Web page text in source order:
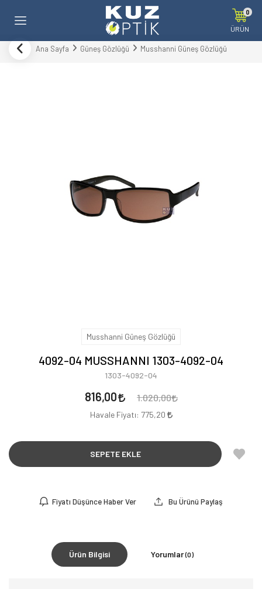
0
ÜRÜN
Ana Sayfa Güneş Gözlüğü Musshanni Güneş Gözlüğü
Musshanni Güneş Gözlüğü
4092-04 MUSSHANNI 1303-4092-04
1303-4092-04
816,00 1.020,00
Havale Fiyatı: 775,20
SEPETE EKLE
Fiyatı Düşünce Haber Ver Bu Ürünü Paylaş
Ürün Bilgisi Yorumlar(0)